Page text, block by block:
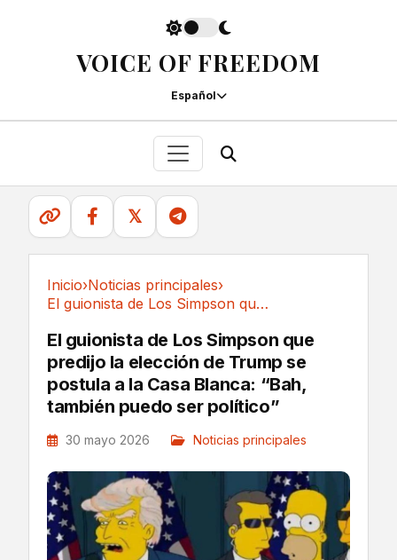
VOICE OF FREEDOM
Español
𝕏
Inicio›Noticias principales›
El guionista de Los Simpson que predijo la...
El guionista de Los Simpson que
predijo la elección de Trump se
postula a la Casa Blanca: “Bah,
también puedo ser político”
30 mayo 2026 Noticias principales